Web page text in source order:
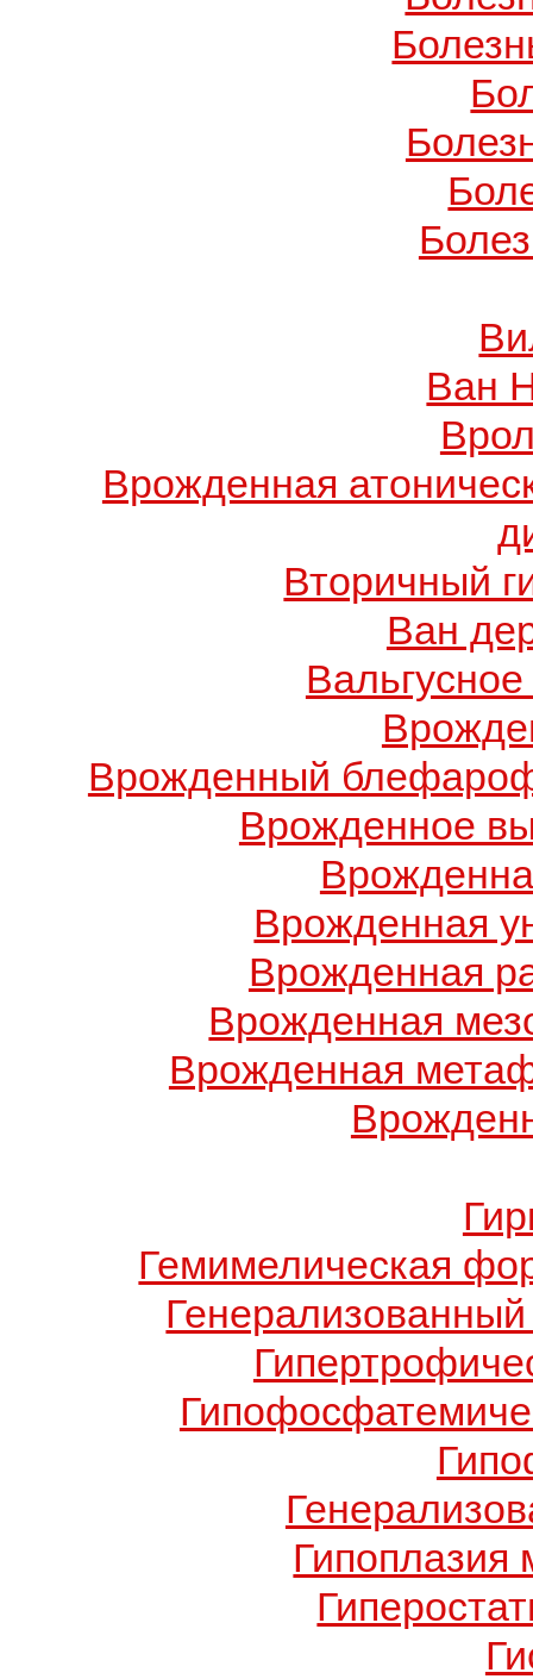
Ван
Врожденная
Вторичный
Ван
Врожденный
Врожденное
Врожденная
Врожденная
Врожденная
Врожденная
Гемимелическая
Гипоплазия